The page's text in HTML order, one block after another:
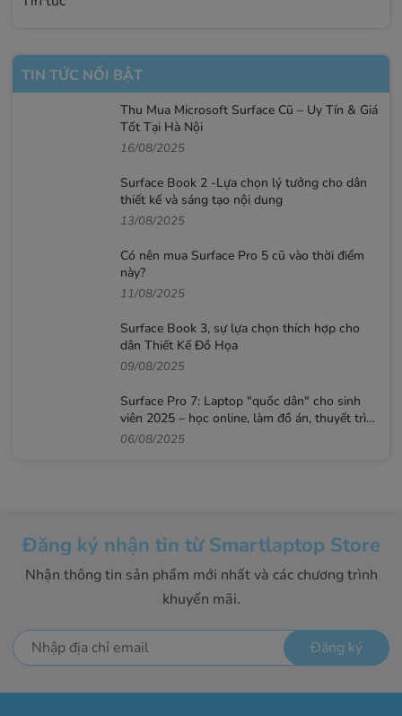
TIN TỨC NỔI BẬT
Thu Mua Microsoft Surface Cũ – Uy Tín & Giá
Tốt Tại Hà Nội
16/08/2025
Surface Book 2 -Lựa chọn lý tưởng cho dân
thiết kế và sáng tạo nội dung
13/08/2025
Có nên mua Surface Pro 5 cũ vào thời điểm
này?
11/08/2025
Surface Book 3, sự lựa chọn thích hợp cho
dân Thiết Kế Đồ Họa
09/08/2025
Surface Pro 7: Laptop "quốc dân" cho sinh
viên 2025 – học online, làm đồ án, thuyết trình
mượt
06/08/2025
Đăng ký nhận tin từ Smartlaptop Store
Nhận thông tin sản phẩm mới nhất và các chương trình
khuyến mãi.
Đăng ký